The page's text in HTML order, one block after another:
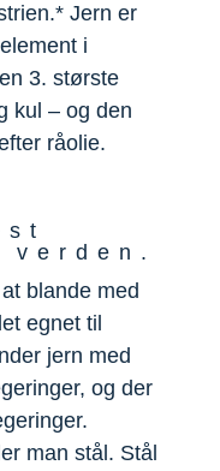
Jern er
i
3. største
kul – og den
råolie.
blande med
egnet til
jern med
og der
man stål. Stål